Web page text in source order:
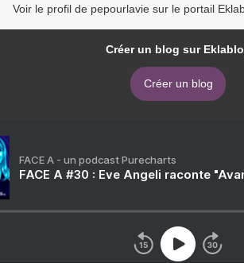
Voir le profil de pepourlavie sur le portail
Créer un blog sur
Créer un blog
FACE A - un podcast Purecharts
FACE A #30 : Eve Angeli raconte